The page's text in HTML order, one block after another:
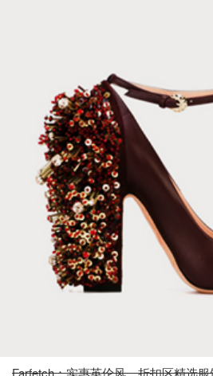
Farfetch：实惠英伦风，折扣区精选